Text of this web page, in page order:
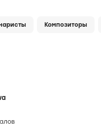
Композиторы